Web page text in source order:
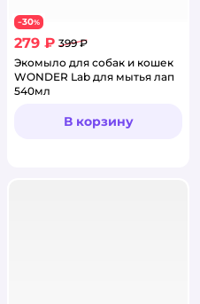
−30%
279 ₽ 399 ₽
Экомыло для собак и кошек
WONDER Lab для мытья лап
540мл
В корзину